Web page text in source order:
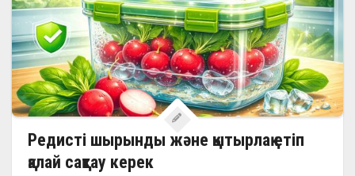
Редисті шырынды және қытырлақ етіп
қалай сақтау керек